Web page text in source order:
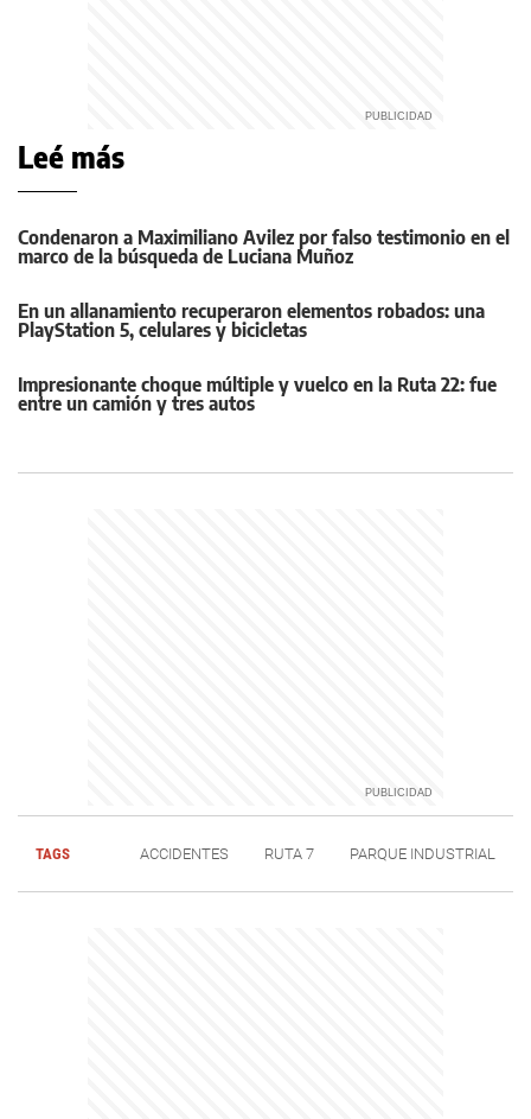
Leé más
Condenaron a Maximiliano Avilez por falso testimonio en el
marco de la búsqueda de Luciana Muñoz
En un allanamiento recuperaron elementos robados: una
PlayStation 5, celulares y bicicletas
Impresionante choque múltiple y vuelco en la Ruta 22: fue
entre un camión y tres autos
TAGS ACCIDENTES RUTA 7 PARQUE INDUSTRIAL